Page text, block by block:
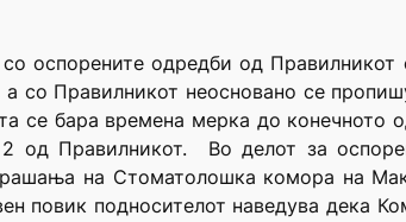
оспорените одредби од
со Правилникот неосновано се
се бара времена мерка до
од Правилникот. Во делот за
на Стоматолошка комора на
повик подносителот наведува дека